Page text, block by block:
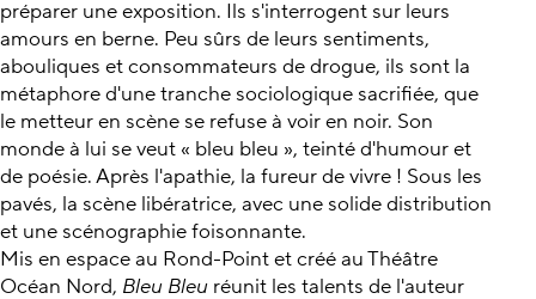
préparer une exposition. Ils s'interrogent sur leurs
amours en berne. Peu sûrs de leurs sentiments,
abouliques et consommateurs de drogue, ils sont la
métaphore d'une tranche sociologique sacrifiée, que
le metteur en scène se refuse à voir en noir. Son
monde à lui se veut « bleu bleu », teinté d'humour et
de poésie. Après l'apathie, la fureur de vivre ! Sous les
pavés, la scène libératrice, avec une solide distribution
et une scénographie foisonnante.
Mis en espace au Rond-Point et créé au Théâtre
Océan Nord, Bleu Bleu réunit les talents de l'auteur